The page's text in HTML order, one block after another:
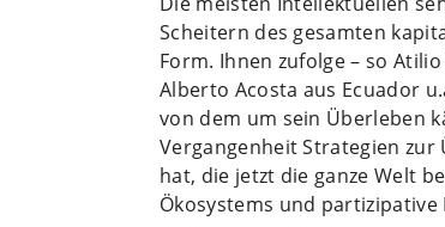
Scheitern des gesamten
Form. Ihnen zufolge – so
Alberto Acosta aus Ecuador
von dem um sein Überleben
Vergangenheit Strategien
hat, die jetzt die ganze Welt
Ökosystems und partizipative